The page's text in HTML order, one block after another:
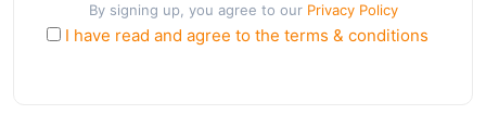
By signing up, you agree to our Privacy Policy
I have read and agree to the terms & conditions